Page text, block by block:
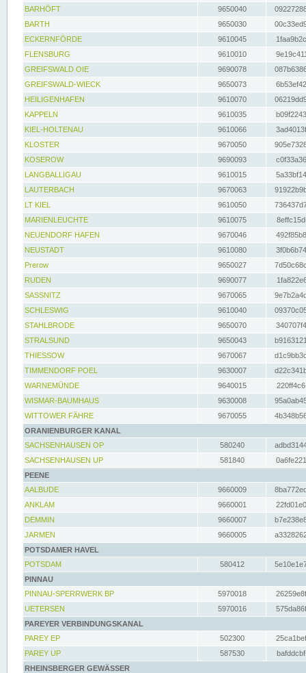
BARHÖFT
9650040
BARTH
9650030
ECKERNFÖRDE
9610045
FLENSBURG
9610010
GREIFSWALD OIE
9690078
GREIFSWALD-WIECK
9650073
HEILIGENHAFEN
9610070
KAPPELN
9610035
KIEL-HOLTENAU
9610066
KLOSTER
9670050
KOSEROW
9690093
LANGBALLIGAU
9610015
LAUTERBACH
9670063
LT KIEL
9610050
MARIENLEUCHTE
9610075
NEUENDORF HAFEN
9670046
NEUSTADT
9610080
Prerow
9650027
RUDEN
9690077
SASSNITZ
9670065
SCHLESWIG
9610040
STAHLBRODE
9650070
STRALSUND
9650043
THIESSOW
9670067
TIMMENDORF POEL
9630007
WARNEMÜNDE
9640015
WISMAR-BAUMHAUS
9630008
WITTOWER FÄHRE
9670055
ORANIENBURGER KANAL
SACHSENHAUSEN OP
580240
SACHSENHAUSEN UP
581840
PEENE
AALBUDE
9660009
ANKLAM
9660001
DEMMIN
9660007
JARMEN
9660005
POTSDAMER HAVEL
POTSDAM
580412
PINNAU
PINNAU-SPERRWERK BP
5970018
UETERSEN
5970016
PAREYER VERBINDUNGSKANAL
PAREY EP
502300
PAREY UP
587530
RHEINSBERGER GEWÄSSER